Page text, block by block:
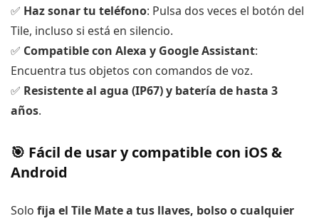
✅ Haz sonar tu teléfono: Pulsa dos veces el botón del
Tile, incluso si está en silencio.
✅ Compatible con Alexa y Google Assistant:
Encuentra tus objetos con comandos de voz.
✅ Resistente al agua (IP67) y batería de hasta 3
años.
🎯 Fácil de usar y compatible con iOS &
Android
Solo fija el Tile Mate a tus llaves, bolso o cualquier